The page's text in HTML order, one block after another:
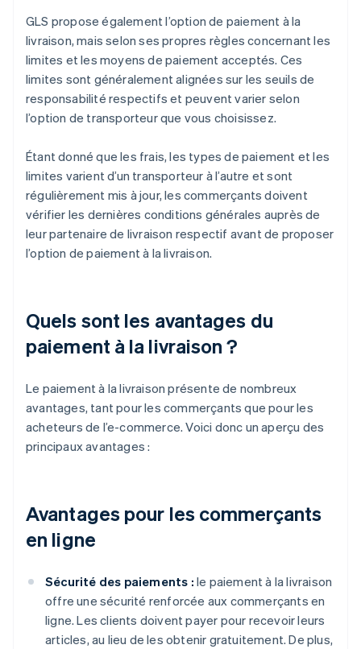
GLS propose également l’option de paiement à la
livraison, mais selon ses propres règles concernant les
limites et les moyens de paiement acceptés. Ces
limites sont généralement alignées sur les seuils de
responsabilité respectifs et peuvent varier selon
l’option de transporteur que vous choisissez.
Étant donné que les frais, les types de paiement et les
limites varient d’un transporteur à l’autre et sont
régulièrement mis à jour, les commerçants doivent
vérifier les dernières conditions générales auprès de
leur partenaire de livraison respectif avant de proposer
l’option de paiement à la livraison.
Quels sont les avantages du
paiement à la livraison ?
Le paiement à la livraison présente de nombreux
avantages, tant pour les commerçants que pour les
acheteurs de l’e-commerce. Voici donc un aperçu des
principaux avantages :
Avantages pour les commerçants
en ligne
Sécurité des paiements : le paiement à la livraison
offre une sécurité renforcée aux commerçants en
ligne. Les clients doivent payer pour recevoir leurs
articles, au lieu de les obtenir gratuitement. De plus,